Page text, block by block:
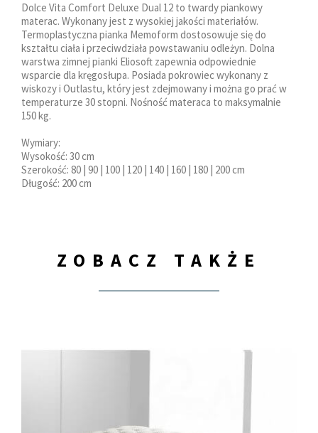
Dolce Vita Comfort Deluxe Dual 12 to twardy piankowy
materac. Wykonany jest z wysokiej jakości materiałów.
Termoplastyczna pianka Memoform dostosowuje się do
kształtu ciała i przeciwdziała powstawaniu odleżyn. Dolna
warstwa zimnej pianki Eliosoft zapewnia odpowiednie
wsparcie dla kręgosłupa. Posiada pokrowiec wykonany z
wiskozy i Outlastu, który jest zdejmowany i można go prać w
temperaturze 30 stopni. Nośność materaca to maksymalnie
150 kg.
Wymiary:
Wysokość: 30 cm
Szerokość: 80 | 90 | 100 | 120 | 140 | 160 | 180 | 200 cm
Długość: 200 cm
ZOBACZ TAKŻE